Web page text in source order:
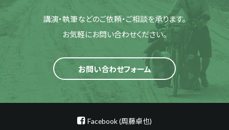
講演・執筆などのご依頼・ご相談を承ります。
お気軽にお問い合わせください。
お問い合わせフォーム
Facebook (周藤卓也)